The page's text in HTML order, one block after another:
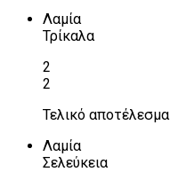
Λαμία
Τρίκαλα
2
2
Τελικό αποτέλεσμα
Λαμία
Σελεύκεια